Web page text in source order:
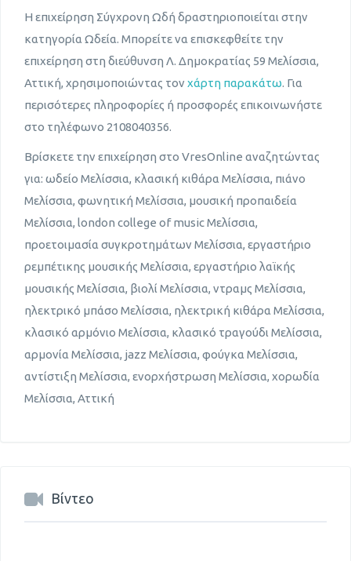
Η επιχείρηση Σύγχρονη Ωδή δραστηριοποιείται στην
κατηγορία Ωδεία. Μπορείτε να επισκεφθείτε την
επιχείρηση στη διεύθυνση Λ. Δημοκρατίας 59 Μελίσσια,
Αττική, χρησιμοποιώντας τον χάρτη παρακάτω. Για
περισότερες πληροφορίες ή προσφορές επικοινωνήστε
στο τηλέφωνο 2108040356.
Βρίσκετε την επιχείρηση στο VresOnline αναζητώντας
για: ωδείο Μελίσσια, κλασική κιθάρα Μελίσσια, πιάνο
Μελίσσια, φωνητική Μελίσσια, μουσική προπαιδεία
Μελίσσια, london college of music Μελίσσια,
προετοιμασία συγκροτημάτων Μελίσσια, εργαστήριο
ρεμπέτικης μουσικής Μελίσσια, εργαστήριο λαϊκής
μουσικής Μελίσσια, βιολί Μελίσσια, ντραμς Μελίσσια,
ηλεκτρικό μπάσο Μελίσσια, ηλεκτρική κιθάρα Μελίσσια,
κλασικό αρμόνιο Μελίσσια, κλασικό τραγούδι Μελίσσια,
αρμονία Μελίσσια, jazz Μελίσσια, φούγκα Μελίσσια,
αντίστιξη Μελίσσια, ενορχήστρωση Μελίσσια, χορωδία
Μελίσσια, Αττική
Βίντεο